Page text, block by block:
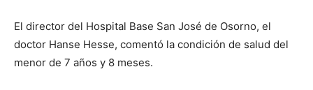
El director del Hospital Base San José de Osorno, el
doctor Hanse Hesse, comentó la condición de salud del
menor de 7 años y 8 meses.